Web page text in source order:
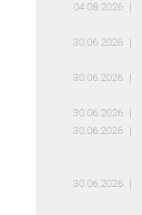
04.08.2026
30.06.2026
30.06.2026
30.06.2026
30.06.2026
30.06.2026